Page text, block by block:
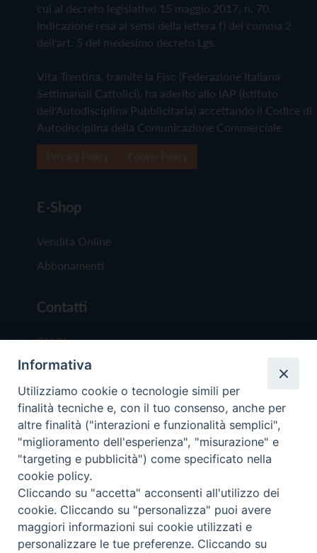
cui al decreto legislativo 15 maggio 2017, n. 70.
Indicazione resa ai sensi della lettera f) del comma 2
dell'art. 5 del medesimo decreto Lgs.
Vita Trentina, tramite la Fisc (Federazione Italiana
Settimanali Cattolici), ha aderito allo IAP (Istituto
dell'Autodisciplina Pubblicitaria) accettando il Codice di
Autodisciplina della Comunicazione Commerciale
E-Shop
Vendita Online
Abbonamenti
Contatti
Chi Siamo
Redazione
Scrivici
Copyright © 2019 - Tutti i diritti riservati - Vita
Trentina Editrice
Privacy Policy
Informativa
Utilizziamo cookie o tecnologie simili per
finalità tecniche e, con il tuo consenso, anche per
altre finalità ("interazioni e funzionalità semplici",
"miglioramento dell'esperienza", "misurazione" e
"targeting e pubblicità") come specificato nella
cookie policy.
Cliccando su "accetta" acconsenti all'utilizzo dei
cookie. Cliccando su "personalizza" puoi avere
maggiori informazioni sui cookie utilizzati e
personalizzare le tue preferenze. Cliccando su